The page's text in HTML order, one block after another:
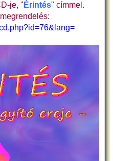
je, " Érintés" címmel.